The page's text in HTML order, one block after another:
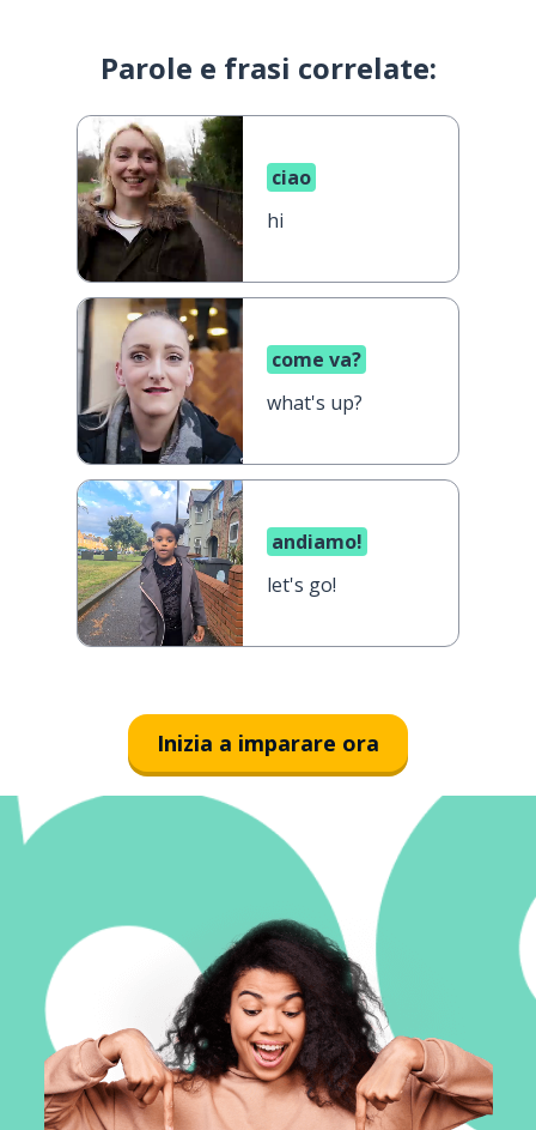
Parole e frasi correlate:
ciao
hi
come va?
what's up?
andiamo!
let's go!
Inizia a imparare ora